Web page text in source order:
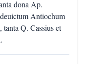
dona Ap.
Antiochum
tanta Q. Cassius et